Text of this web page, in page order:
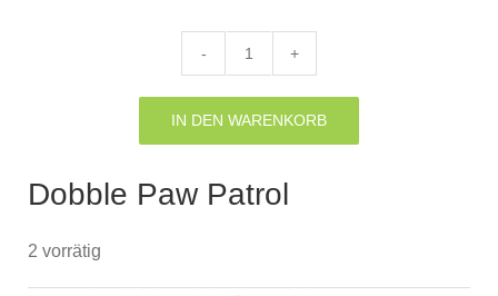
Dobble
Patrol
Menge
IN DEN WARENKORB
Dobble Paw Patrol
2 vorrätig